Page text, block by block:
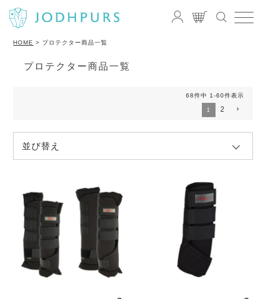
HOME プロテクター商品一覧
プロテクター商品一覧
並び替え
68件中 1 -60件表示
1 2